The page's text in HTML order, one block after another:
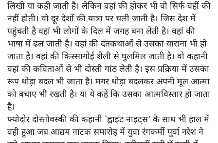
लिखी या कही जाती है। लेकिन वहां की होकर भी वो सिर्फ वहीं की
नहीं होती। वो दूर देशों की यात्रा पर चली जाती है। जिस देश में
पहुंचती है वहां भी लोगों के दिल में जगह बना लेती है। वहां की
भाषा में ढल जाती है। वहां की दंतकथाओं से उसका याराना भी हो
जाता है। वहां की किस्सागोई शैली से घुलमिल जाती है। वो कहानी
वहां की कविताओं से भी दोस्ती गांठ लेती है। इस प्रक्रिया में उसका
रूप थोड़ा बदल भी जाता है। मगर थोड़ा बदलकर अपनी मूल आत्मा
को बचाए भी रखती है। या ये कहें कि उसका आत्मविस्तार हो जाता
है।
फ्योदोर दोस्तोवस्की की कहानी `ह्वाइट नाइट्स’ के साथ भी हाल में
वही हुआ जब आद्यम नाटक समारोह में युवा रंगकर्मी पूर्वा नरेश ने